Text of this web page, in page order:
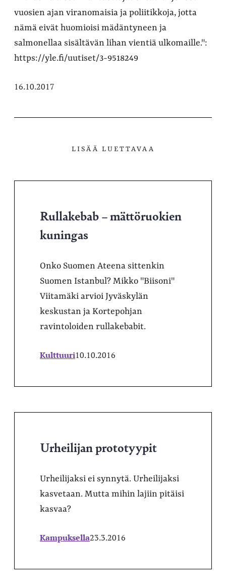
vuosien ajan viranomaisia ja poliitikkoja, jotta
nämä eivät huomioisi mädäntyneen ja
salmonellaa sisältävän lihan vientiä ulkomaille.":
https://yle.fi/uutiset/3-9518249
16.10.2017
LISÄÄ LUETTAVAA
Rullakebab – mättöruokien
kuningas
Onko Suomen Ateena sittenkin
Suomen Istanbul? Mikko "Biisoni"
Viitamäki arvioi Jyväskylän
keskustan ja Kortepohjan
ravintoloiden rullakebabit.
Kulttuuri10.10.2016
Urheilijan prototyypit
Urheilijaksi ei synnytä. Urheilijaksi
kasvetaan. Mutta mihin lajiin pitäisi
kasvaa?
Kampuksella23.3.2016